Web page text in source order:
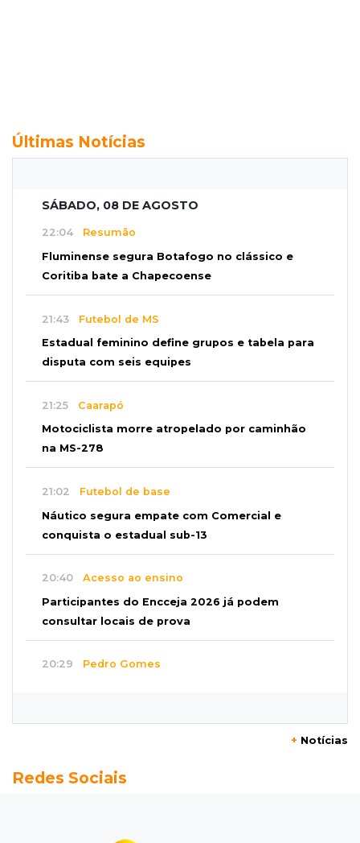
Últimas Notícias
SÁBADO, 08 DE AGOSTO
22:04 Resumão
Fluminense segura Botafogo no clássico e
Coritiba bate a Chapecoense
21:43 Futebol de MS
Estadual feminino define grupos e tabela para
disputa com seis equipes
21:25 Caarapó
Motociclista morre atropelado por caminhão
na MS-278
21:02 Futebol de base
Náutico segura empate com Comercial e
conquista o estadual sub-13
20:40 Acesso ao ensino
Participantes do Encceja 2026 já podem
consultar locais de prova
20:29 Pedro Gomes
Pantanal treina em Goiânia antes de jogo que
Campeonato Brasileiro
+ Notícias
Redes Sociais